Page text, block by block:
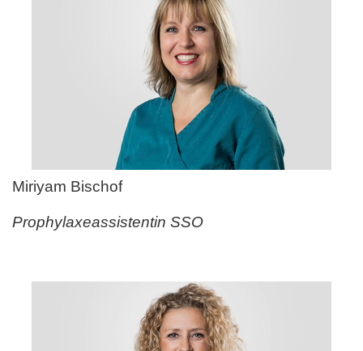
Miriyam Bischof
Prophylaxeassistentin SSO